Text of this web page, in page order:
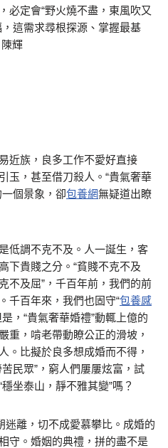
必定會“野火燒不盡，東風吹又
這需求尋根探源、掌握最基
輝
近族，良多工作不愛好直接
引玉，甚至借刀殺人。“貴氣奢華
個景象，卻包養網無疑道出瞭
低調不克不及。人一誕生，客
下貴賤之分。“貧賤不克不及
不及屈”，千百年前，我們的前
千百年來，我們也固守“包養感
，“貴氣奢華婚禮”動輒上億的
重，啃老帶動瞭公正的滑坡，
。比擬於良多想成婚而不得，
民眾”，窮人們屢屢炫富，試
坐泰山，靜不雅其變”嗎？
迷離，切不成愛慕攀比。成婚的
守。婚姻的典禮，拼的盡不是